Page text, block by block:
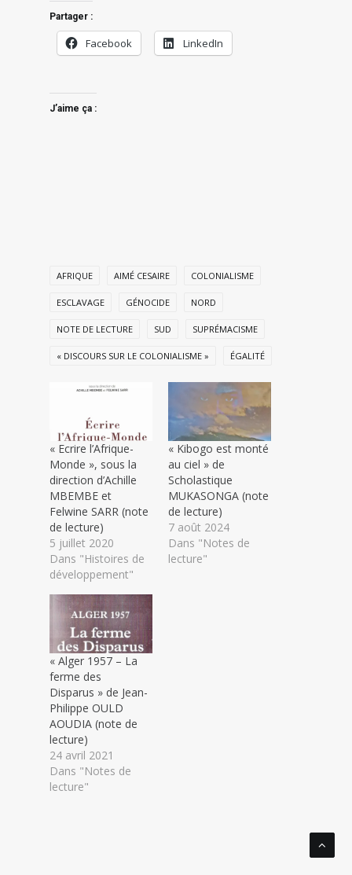
Partager :
Facebook LinkedIn
J’aime ça :
AFRIQUE AIMÉ CESAIRE COLONIALISME
ESCLAVAGE GÉNOCIDE NORD
NOTE DE LECTURE SUD SUPRÉMACISME
« DISCOURS SUR LE COLONIALISME » ÉGALITÉ
« Ecrire l’Afrique-
Monde », sous la
direction d’Achille
MBEMBE et
Felwine SARR (note
de lecture)
5 juillet 2020
Dans "Histoires de
développement"
« Kibogo est monté
au ciel » de
Scholastique
MUKASONGA (note
de lecture)
7 août 2024
Dans "Notes de
lecture"
« Alger 1957 – La
ferme des
Disparus » de Jean-
Philippe OULD
AOUDIA (note de
lecture)
24 avril 2021
Dans "Notes de
lecture"